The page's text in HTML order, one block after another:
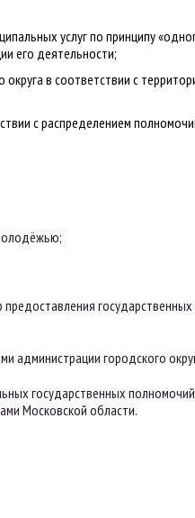
услуг по принципу
его деятельности;
в соответствии с
с распределением
администрации городского
государственных
Московской области.